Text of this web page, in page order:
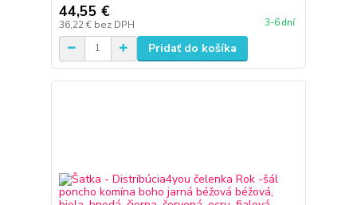
44,55 €
36,22 € bez DPH 3-6 dní
Pridať do košíka